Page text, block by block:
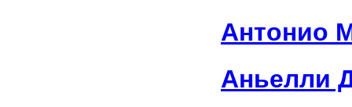
Антонио
Аньелли